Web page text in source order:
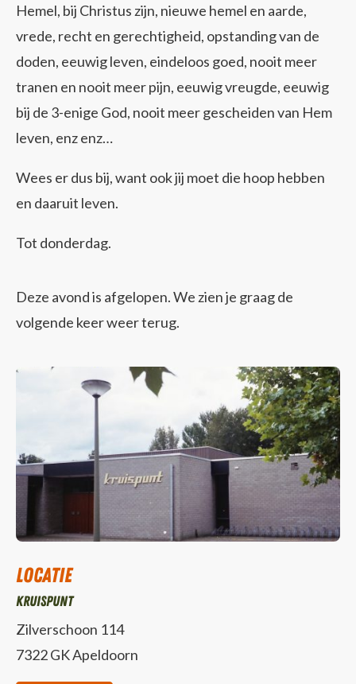
Hemel, bij Christus zijn, nieuwe hemel en aarde,
vrede, recht en gerechtigheid, opstanding van de
doden, eeuwig leven, eindeloos goed, nooit meer
tranen en nooit meer pijn, eeuwig vreugde, eeuwig
bij de 3-enige God, nooit meer gescheiden van Hem
leven, enz enz…
Wees er dus bij, want ook jij moet die hoop hebben
en daaruit leven.
Tot donderdag.
Deze avond is afgelopen. We zien je graag de
volgende keer weer terug.
Locatie
Kruispunt
Zilverschoon 114
7322 GK Apeldoorn